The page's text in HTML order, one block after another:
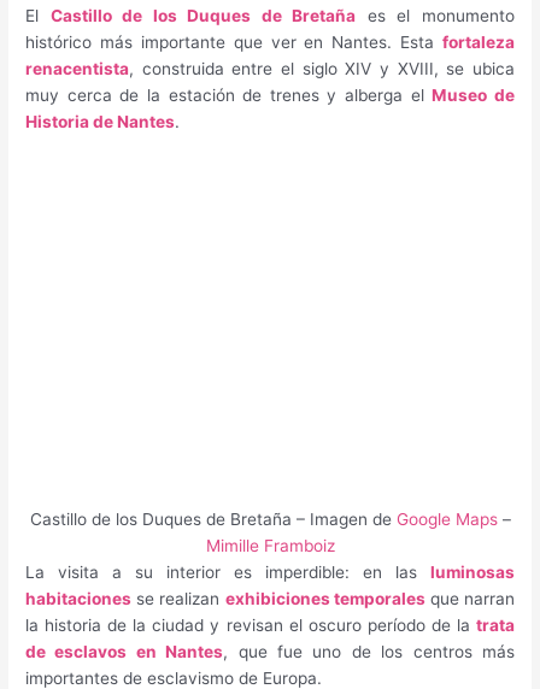
El Castillo de los Duques de Bretaña es el monumento
histórico más importante que ver en Nantes. Esta fortaleza
renacentista, construida entre el siglo XIV y XVIII, se ubica
muy cerca de la estación de trenes y alberga elMuseo de
Historia de Nantes.
Castillo de los Duques de Bretaña – Imagen de Google Maps–
Mimille Framboiz
La visita a su interior es imperdible: en las luminosas
habitaciones se realizan exhibiciones temporalesque narran
la historia de la ciudad y revisan el oscuro período de la trata
de esclavos en Nantes, que fue uno de los centros más
importantes de esclavismo de Europa.